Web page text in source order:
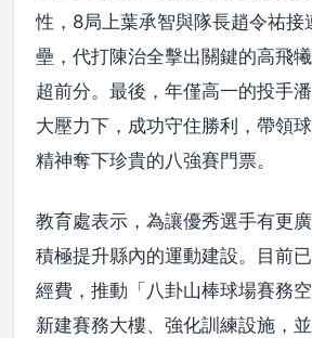
性，8局上葉承智與隊長趙令祐
壘，代打陳治全擊出關鍵的高飛
超前分。最後，年僅高一的投手
大壓力下，成功守住勝利，帶領
精神奪下珍貴的八強賽門票。
教育處表示，為讓優秀選手有更
積極提升縣內的運動建設。目前
經費，推動「八卦山棒球場賽務
新建賽務大樓、強化訓練設施，並